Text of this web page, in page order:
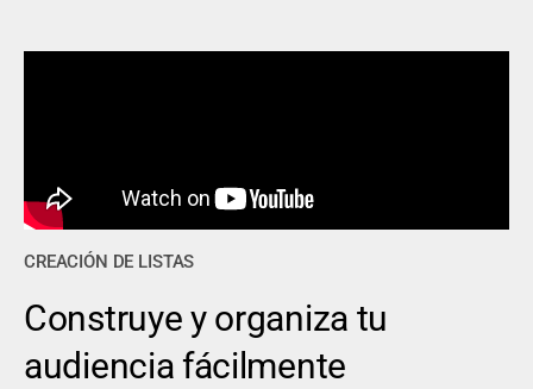
CREACIÓN DE LISTAS
Construye y organiza tu
audiencia fácilmente